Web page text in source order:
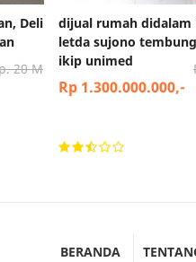
Deli
20 M
dijual rumah
letda sujono
ikip unimed
Rp 1.300.000.000,-
BERANDA